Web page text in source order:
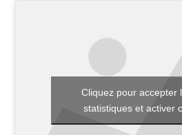
Critique
Culture
Cliquez pour accepter
statistiques et activer